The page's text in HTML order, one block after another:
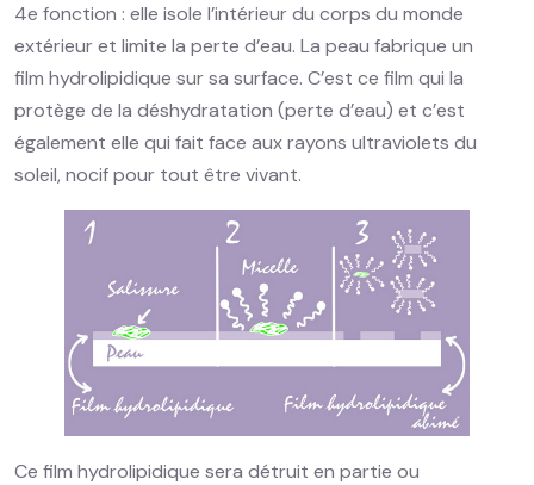
4e fonction : elle isole l’intérieur du corps du monde
extérieur et limite la perte d’eau. La peau fabrique un
film hydrolipidique sur sa surface. C’est ce film qui la
protège de la déshydratation (perte d’eau) et c’est
également elle qui fait face aux rayons ultraviolets du
soleil, nocif pour tout être vivant.
Ce film hydrolipidique sera détruit en partie ou